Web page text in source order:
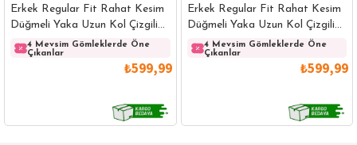
Erkek Regular Fit Rahat Kesim
Düğmeli Yaka Uzun Kol Çizgili
Pamuklu Beyaz Gömlek
4 Mevsim Gömleklerde Öne
Çıkanlar
₺599,99
Erkek Regular Fit Rahat Kesim
Düğmeli Yaka Uzun Kol Çizgili
Pamuklu Lacivert Gömlek
4 Mevsim Gömleklerde Öne
Çıkanlar
₺599,99